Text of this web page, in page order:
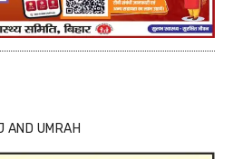
AND UMRAH